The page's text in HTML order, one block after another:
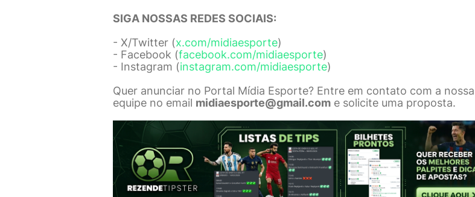
SIGA NOSSAS REDES SOCIAIS:
- X/Twitter (x.com/midiaesporte)
- Facebook (facebook.com/midiaesporte)
- Instagram (instagram.com/midiaesporte)
Quer anunciar no Portal Mídia Esporte? Entre em contato com a nossa
equipe no email midiaesporte@gmail.com e solicite uma proposta.